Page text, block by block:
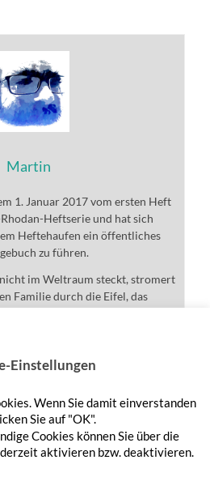
Martin
1. Januar 2017 vom ersten Heft
Heftserie und hat sich
Heftehaufen ein öffentliches
zu führen.
im Weltraum steckt, stromert
Familie durch die Eifel, das
Einstellungen
Wenn Sie damit einverstanden
Sie auf "OK".
Cookies können Sie über die
aktivieren bzw. deaktivieren.